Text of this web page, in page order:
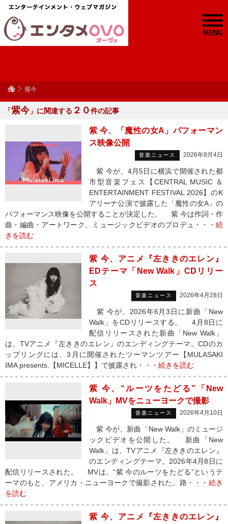
MENU
紫今
「紫今」に関連する ２０件の記事
紫 今、「魔性の女A」パフォーマン
ス映像公開
音楽ニュース 2026年8月4日
紫 今が、4月5日に横浜で開催された都
市型音楽フェス【CENTRAL MUSIC ＆
ENTERTAINMENT FESTIVAL 2026】のK
アリーナ公演で披露した「魔性の女A」の
パフォーマンス映像を公開することが決定した。 紫 今は作詞・作
曲・編曲・アートワーク、ミュージックビデオのプロデュ・・・ 続
きを読む
紫 今、アニメ『左ききのエレン』
EDテーマ「New Walk」CDリリー
ス
音楽ニュース 2026年4月28日
紫 今が、2026年6月3日に新曲「New
Walk」をCDリリースする。 4月8日に
配信リリースされた新曲「New Walk」
は、TVアニメ『左ききのエレン』のエンディングテーマ。CDのカ
ップリングには、3月に開催されたツーマンツアー【MULASAKI
IMA presents.【MICELLE】】で披露され・・・ 続きを読む
紫 今、“ルーツをたどる”「New
Walk」MVをニューヨークで撮影
音楽ニュース 2026年4月10日
紫 今が、新曲「New Walk」のミュージ
ックビデオを公開した。 新曲「New
Walk」は、TVアニメ『左ききのエレン』
のエンディングテーマ。2026年4月8日に
配信リリースされた。 MVは、“紫 今のルーツをたどる”というテ
ーマのもと、アメリカ・ニューヨークで撮影された。路・・・ 続き
を読む
紫 今、アニメ『左ききのエレン』